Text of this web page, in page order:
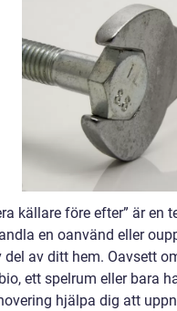
källare före efter” är
en oanvänd eller
av ditt hem. Oavsett
ett spelrum eller bara
hjälpa dig att